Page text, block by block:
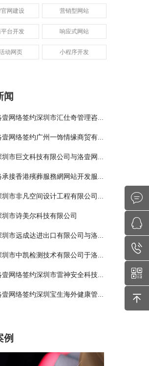
网建设 营销型网站
平台开发 响应式网站
动网页 小程序开发
闻
壹网络签约深圳市汇仕奇管理咨...
壹网络签约广州一饰情缘商贸有...
圳市巨文科技有限公司与洛壹网...
承接香港殯葬服務網网站开发服...
圳市非凡空间设计工程有限公司...
市诗美尔科技有限公司
圳市远成达进出口有限公司与洛...
圳市中凯检测技术有限公司于洛...
壹网络签约深圳市雷神安全科技...
壹网络签约深圳宝生海外健康管...
例